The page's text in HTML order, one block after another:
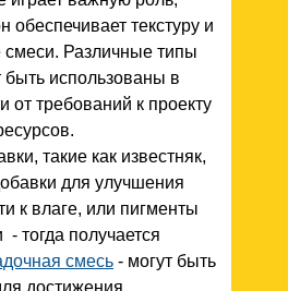
обеспечивает текстуру и
смеси. Различные типы
быть использованы в
от требований к проекту
такие как известняк,
для улучшения
к влаге, или пигменты
- тогда получается
смесь - могут быть
достижения